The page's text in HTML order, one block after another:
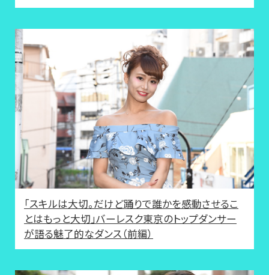
「スキルは大切。だけど踊りで誰かを感動させるこ
とはもっと大切」バーレスク東京のトップダンサー
が語る魅了的なダンス（前編）